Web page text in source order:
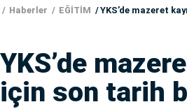
Haberler EĞİTİM YKS’de mazeret kayıtları
YKS’de
için son tarih